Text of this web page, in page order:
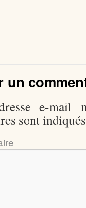
un
e-mail
sont